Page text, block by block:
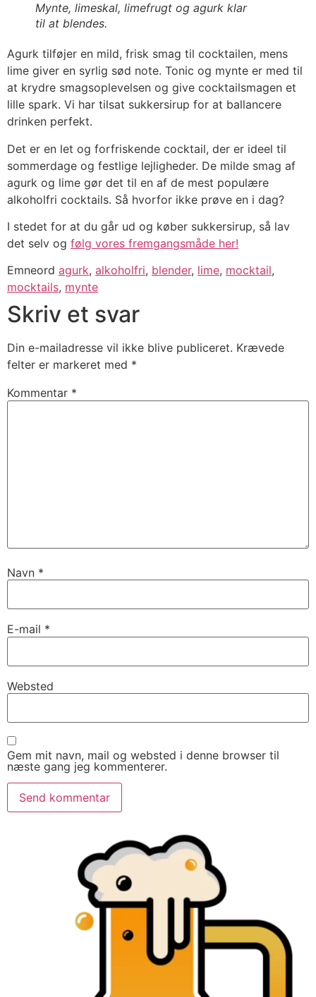
Mynte, limeskal, limefrugt og agurk klar
til at blendes.
Agurk tilføjer en mild, frisk smag til cocktailen, mens
lime giver en syrlig sød note. Tonic og mynte er med til
at krydre smagsoplevelsen og give cocktailsmagen et
lille spark. Vi har tilsat sukkersirup for at ballancere
drinken perfekt.
Det er en let og forfriskende cocktail, der er ideel til
sommerdage og festlige lejligheder. De milde smag af
agurk og lime gør det til en af de mest populære
alkoholfri cocktails. Så hvorfor ikke prøve en i dag?
I stedet for at du går ud og køber sukkersirup, så lav
det selv og følg vores fremgangsmåde her!
Emneord agurk, alkoholfri, blender, lime, mocktail,
mocktails, mynte
Skriv et svar
Din e-mailadresse vil ikke blive publiceret. Krævede
felter er markeret med *
Kommentar *
Navn *
E-mail *
Websted
Gem mit navn, mail og websted i denne browser til
næste gang jeg kommenterer.